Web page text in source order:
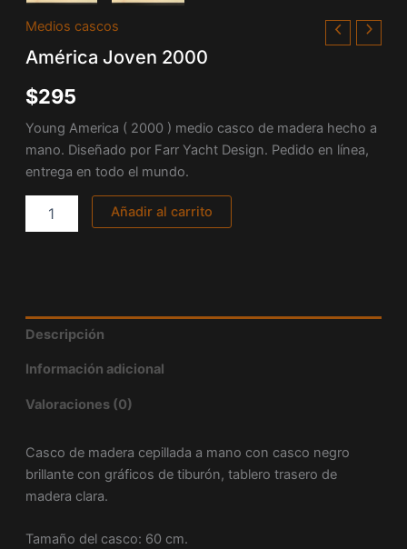
Medios cascos
América Joven 2000
$295
Young America ( 2000 ) medio casco de madera hecho a
mano. Diseñado por Farr Yacht Design. Pedido en línea,
entrega en todo el mundo.
América
2000
Añadir al carrito
Descripción
Información adicional
Valoraciones (0)
Casco de madera cepillada a mano con casco negro
brillante con gráficos de tiburón, tablero trasero de
madera clara.
Tamaño del casco: 60 cm.